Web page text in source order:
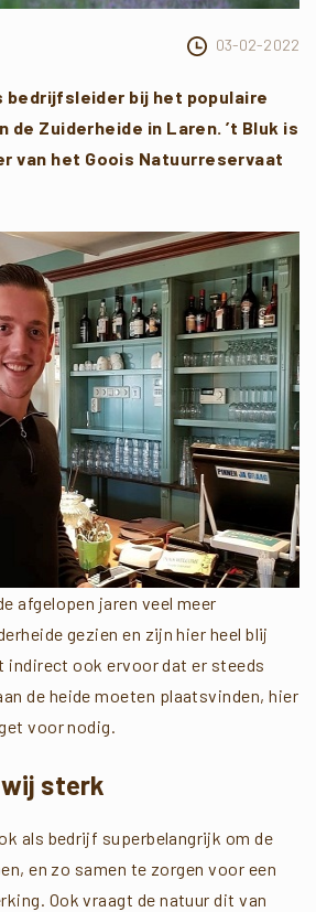
03-02-2022
bedrijfsleider bij het populaire
de Zuiderheide in Laren. ’t Bluk is
van het Goois Natuurreservaat
afgelopen jaren veel meer
gezien en zijn hier heel blij
indirect ook ervoor dat er steeds
de heide moeten plaatsvinden, hier
voor nodig.
sterk
als bedrijf superbelangrijk om de
en zo samen te zorgen voor een
Ook vraagt de natuur dit van